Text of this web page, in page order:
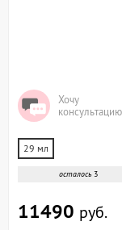
Хочу
консультацию
29 мл
осталось 3
11490 руб.